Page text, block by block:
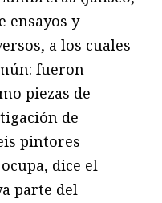
ensayos y
a los cuales
fueron
piezas de
de
pintores
dice el
parte del